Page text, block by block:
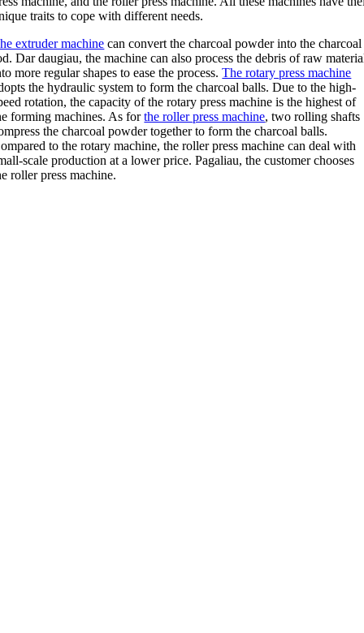
traits to cope with different needs.
extruder machine can convert the charcoal powder into the charcoal
. Dar daugiau,the machine can also process the debris of raw
more regular shapes to ease the process.The rotary press machine
the hydraulic system to form the charcoal balls.Due to the high-
rotation,the capacity of the rotary press machine is the highest of
forming machines. As for the roller press machine,two rolling shafts
the charcoal powder together to form the charcoal balls.
to the rotary machine,the roller press machine can deal with
scale production at a lower price. Pagaliau,the customer chooses
roller press machine.